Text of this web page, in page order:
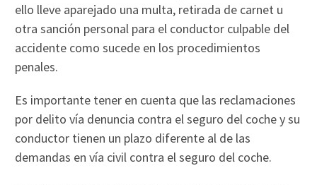
ello lleve aparejado una multa, retirada de carnet u
otra sanción personal para el conductor culpable del
accidente como sucede en los procedimientos
penales.
Es importante tener en cuenta que las reclamaciones
por delito vía denuncia contra el seguro del coche y su
conductor tienen un plazo diferente al de las
demandas en vía civil contra el seguro del coche.